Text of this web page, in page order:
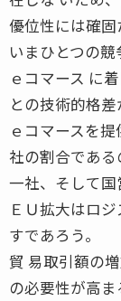
優位性には確固
いまひとつの競
ｅコマース に
との技術的格差
ｅコマースを
社の割合であ
一社、そして国
ＥＵ拡大はロ
すであろう。
貿 易取引額の
の必要性が高ま